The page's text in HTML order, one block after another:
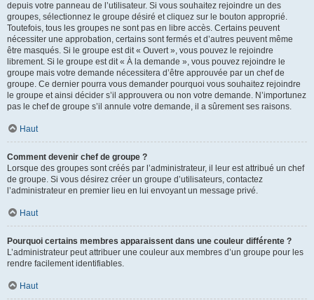
depuis votre panneau de l’utilisateur. Si vous souhaitez rejoindre un des
groupes, sélectionnez le groupe désiré et cliquez sur le bouton approprié.
Toutefois, tous les groupes ne sont pas en libre accès. Certains peuvent
nécessiter une approbation, certains sont fermés et d’autres peuvent même
être masqués. Si le groupe est dit « Ouvert », vous pouvez le rejoindre
librement. Si le groupe est dit « À la demande », vous pouvez rejoindre le
groupe mais votre demande nécessitera d’être approuvée par un chef de
groupe. Ce dernier pourra vous demander pourquoi vous souhaitez rejoindre
le groupe et ainsi décider s’il approuvera ou non votre demande. N’importunez
pas le chef de groupe s’il annule votre demande, il a sûrement ses raisons.
Haut
Comment devenir chef de groupe ?
Lorsque des groupes sont créés par l’administrateur, il leur est attribué un chef
de groupe. Si vous désirez créer un groupe d’utilisateurs, contactez
l’administrateur en premier lieu en lui envoyant un message privé.
Haut
Pourquoi certains membres apparaissent dans une couleur différente ?
L’administrateur peut attribuer une couleur aux membres d’un groupe pour les
rendre facilement identifiables.
Haut